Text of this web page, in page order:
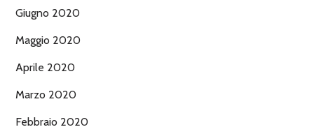
Giugno 2020
Maggio 2020
Aprile 2020
Marzo 2020
Febbraio 2020